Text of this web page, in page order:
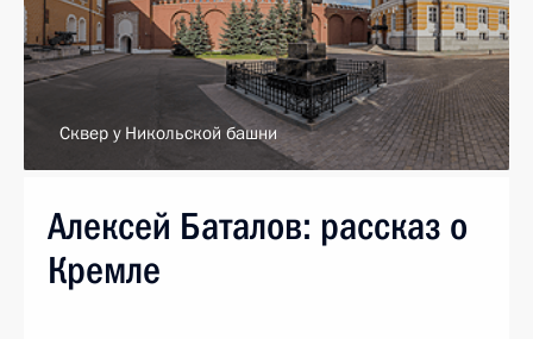
Сквер у Никольской башни
Алексей Баталов: рассказ о
Кремле